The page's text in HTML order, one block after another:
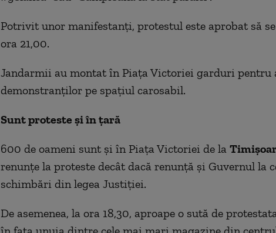
Potrivit unor manifestanți, protestul este aprobat să
ora 21,00.
Jandarmii au montat în Piața Victoriei garduri pentru
demonstranților pe spațiul carosabil.
Sunt proteste şi în ţară
600 de oameni sunt şi în Piaţa Victoriei de la
renunţe la proteste decât dacă renunţă şi Guvernul la
schimbări din legea Justiţiei.
De asemenea, la ora 18,30, aproape o sută de